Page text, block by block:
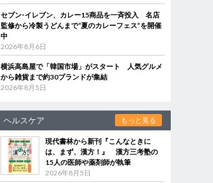
セブン‐イレブン、カレー15商品を一斉投入 名店
監修から冷製うどんまで“夏のカレーフェス”を開催
中
2026年8月6日
横浜高島屋で「韓国市場」がスタート 人気グルメ
から雑貨まで約30ブランドが集結
2026年8月5日
ヘルスケア もっと見る
現代書林から新刊『こんなときに
は、まず、漢方！』 漢方三考塾の
15人の医師や薬剤師が執筆
2026年8月5日